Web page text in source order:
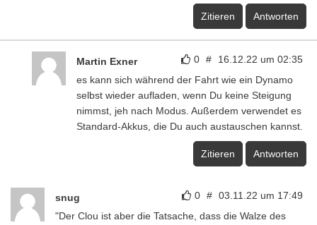
Zitieren Antworten
0 # 16.12.22 um 02:35
Martin Exner
es kann sich während der Fahrt wie ein Dynamo
selbst wieder aufladen, wenn Du keine Steigung
nimmst, jeh nach Modus. Außerdem verwendet es
Standard-Akkus, die Du auch austauschen kannst.
Zitieren Antworten
0 # 03.11.22 um 17:49
snug
"Der Clou ist aber die Tatsache, dass die Walze des